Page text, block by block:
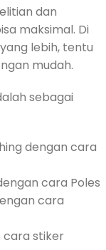
dan
maksimal. Di
lebih, tentu
mudah.
sebagai
dengan cara
cara Poles
cara
cara stiker